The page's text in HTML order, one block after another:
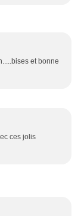
et bonne
ces jolis